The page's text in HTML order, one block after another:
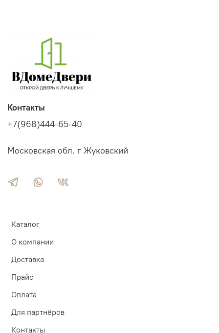
Каталог
О компании
Доставка
Прайс
Оплата
Для партнёров
Контакты
Контакты
+7(968)444-65-40
Московская обл, г Жуковский